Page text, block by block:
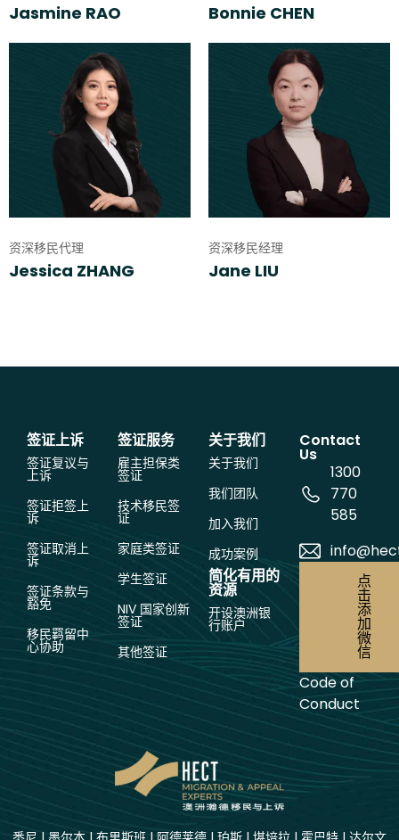
Jasmine RAO Bonnie CHEN
资深移民代理
Jessica ZHANG
资深移民经理
Jane LIU
签证上诉
签证复议与
上诉
签证拒签上
诉
签证取消上
诉
签证条款与
豁免
移民羁留中
心协助
签证服务
雇主担保类
签证
技术移民签
证
家庭类签证
学生签证
NIV 国家创新
签证
其他签证
关于我们
关于我们
我们团队
加入我们
成功案例
简化有用的
资源
开设澳洲银
行账户
Contact
Us
1300
770
585
点
击
添
加
微
信
Code of
Conduct